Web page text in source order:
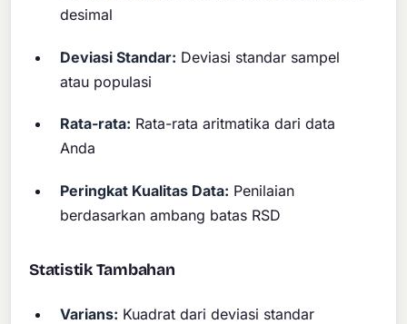
desimal
Deviasi Standar: Deviasi standar sampel
atau populasi
Rata-rata: Rata-rata aritmatika dari data
Anda
Peringkat Kualitas Data: Penilaian
berdasarkan ambang batas RSD
Statistik Tambahan
Varians: Kuadrat dari deviasi standar